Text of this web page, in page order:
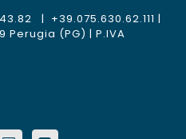
| +39.075.630.62.111 |
Perugia (PG) | P.IVA